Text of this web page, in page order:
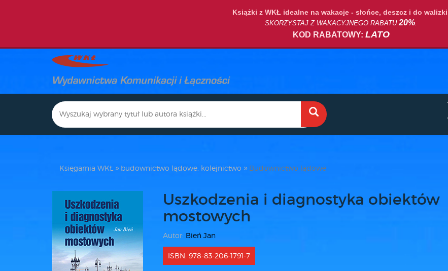
Książki z WKŁ idealne na wakacje - słońce, deszcz i do
SKORZYSTAJ Z WAKACYJNEGO RABATU20%.
KOD RABATOWY: LATO
Księgarnia WKŁ budownictwo lądowe, kolejnictwo Budownictwo lądowe
Uszkodzenia i diagnostyka obiektów
mostowych
Autor: Bień Jan
ISBN: 978-83-206-1791-7